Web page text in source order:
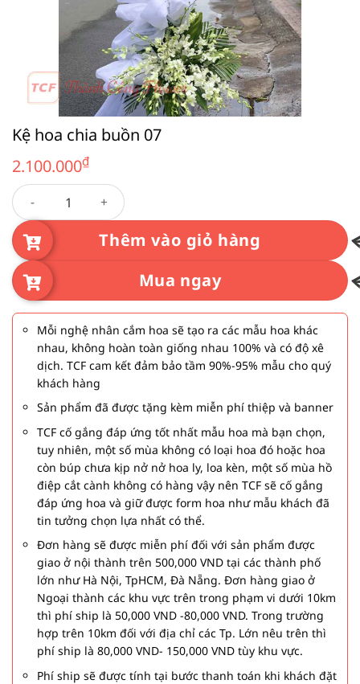
Kệ hoa chia buồn 07
2.100.000₫
Kệ hoa chia buồn 07 số lượng
Thêm vào giỏ hàng
Mua ngay
Mỗi nghệ nhân cắm hoa sẽ tạo ra các mẫu hoa khác
nhau, không hoàn toàn giống nhau 100% và có độ xê
dịch. TCF cam kết đảm bảo tầm 90%-95% mẫu cho quý
khách hàng
Sản phẩm đã được tặng kèm miễn phí thiệp và banner
TCF cố gắng đáp ứng tốt nhất mẫu hoa mà bạn chọn,
tuy nhiên, một số mùa không có loại hoa đó hoặc hoa
còn búp chưa kịp nở nở hoa ly, loa kèn, một số mùa hồ
điệp cắt cành không có hàng vậy nên TCF sẽ cố gắng
đáp ứng hoa và giữ được form hoa như mẫu khách đã
tin tưởng chọn lựa nhất có thể.
Đơn hàng sẽ được miễn phí đối với sản phẩm được
giao ở nội thành trên 500,000 VND tại các thành phố
lớn như Hà Nội, TpHCM, Đà Nẵng. Đơn hàng giao ở
Ngoại thành các khu vực trên trong phạm vi dưới 10km
thì phí ship là 50,000 VND -80,000 VND. Trong trường
hợp trên 10km đối với địa chỉ các Tp. Lớn nêu trên thì
phí ship là 80,000 VND- 150,000 VND tùy khu vực.
Phí ship sẽ được tính tại bước thanh toán khi khách đặt